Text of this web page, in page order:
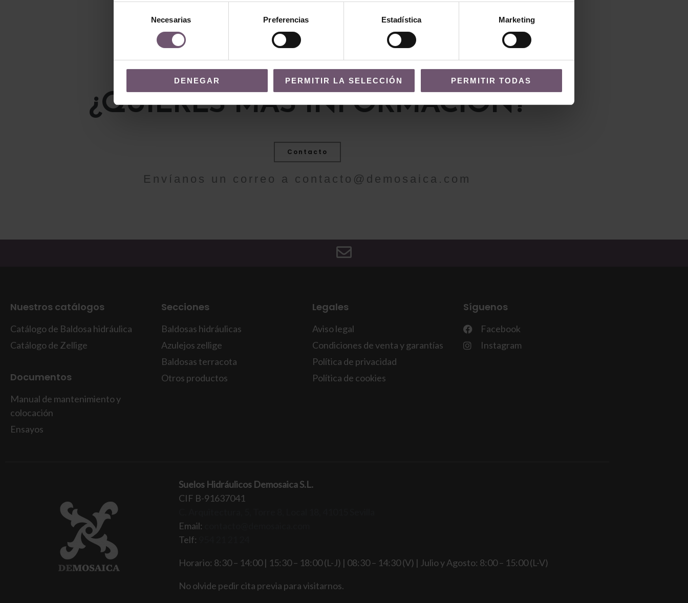
consentimiento
Necesarias Preferencias Estadística Marketing
DENEGAR PERMITIR LA SELECCIÓN PERMITIR TODAS
¿QUIERES MÁS INFORMACIÓN?
Contacto
Envíanos un correo a contacto@demosaica.com
Nuestros catálogos
Catálogo de Baldosa hidráulica
Catálogo de Zellige
Documentos
Manual de mantenimiento y
colocación
Ensayos
Secciones
Baldosas hidráulicas
Azulejos zellige
Baldosas terracota
Otros productos
Legales
Aviso legal
Condiciones de venta y garantías
Política de privacidad
Política de cookies
Síguenos
Facebook
Instagram
Suelos Hidráulicos Demosaica S.L.
CIF B-91637041
Email:
Telf:
Horario: 8:30 – 14:00 | 15:30 – 18:00 (L-J) | 08:30 – 14:30 (V) | Julio y Agosto: 8:00 – 15:00 (L-V)
No olvide pedir cita previa para visitarnos.